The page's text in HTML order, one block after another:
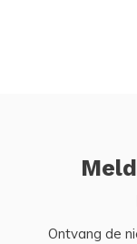
Ontvang de